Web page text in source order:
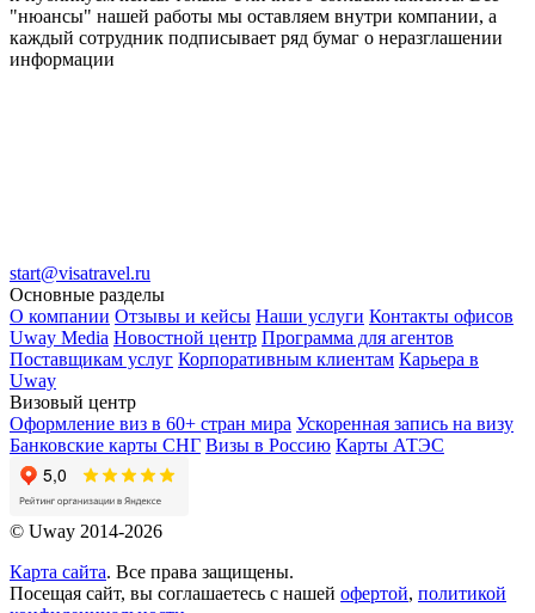
"нюансы" нашей работы мы оставляем внутри компании, а
каждый сотрудник подписывает ряд бумаг о неразглашении
информации
start@visatravel.ru
Основные разделы
О компании Отзывы и кейсы Наши услуги Контакты офисов
Uway Media Новостной центр Программа для агентов
Поставщикам услуг Корпоративным клиентам Карьера в
Uway
Визовый центр
Оформление виз в 60+ стран мира Ускоренная запись на визу
Банковские карты СНГ Визы в Россию Карты АТЭС
© Uway 2014-2026
Карта сайта. Все права защищены.
Посещая сайт, вы соглашаетесь с нашей офертой, политикой